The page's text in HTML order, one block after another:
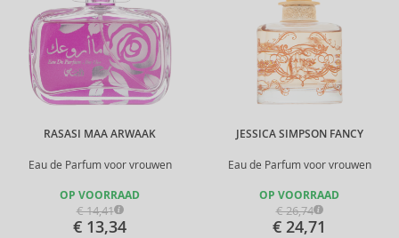
RASASI MAA ARWAAK
Eau de Parfum voor vrouwen
OP VOORRAAD
€ 14,41
€ 13,34
JESSICA SIMPSON FANCY
Eau de Parfum voor vrouwen
OP VOORRAAD
€ 26,74
€ 24,71